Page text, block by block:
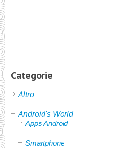
Categorie
Altro
Android's World
Apps Android
Smartphone